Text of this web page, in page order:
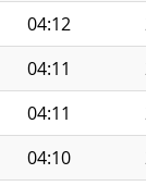
04:12
04:11
04:11
04:10